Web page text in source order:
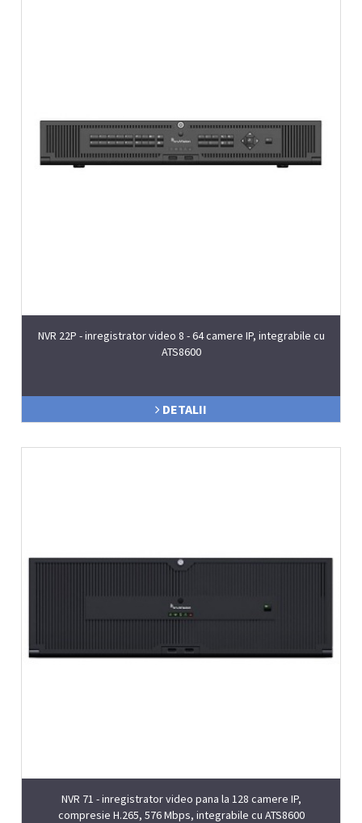
NVR 22P - inregistrator video 8 - 64 camere IP, integrabile cu
ATS8600
DETALII
NVR 71 - inregistrator video pana la 128 camere IP,
compresie H.265, 576 Mbps, integrabile cu ATS8600